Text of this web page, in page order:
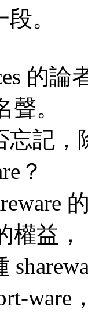
。
的
。
記，
？
權益，
ware